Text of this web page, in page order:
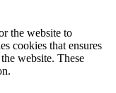
the website to
cookies that ensures
website. These